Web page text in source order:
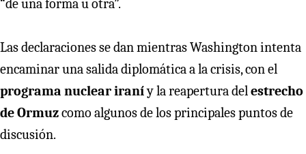
“de una forma u otra”.
Las declaraciones se dan mientras Washington intenta
encaminar una salida diplomática a la crisis, con el
programa nuclear iraníy la reapertura del estrecho
de Ormuzcomo algunos de los principales puntos de
discusión.